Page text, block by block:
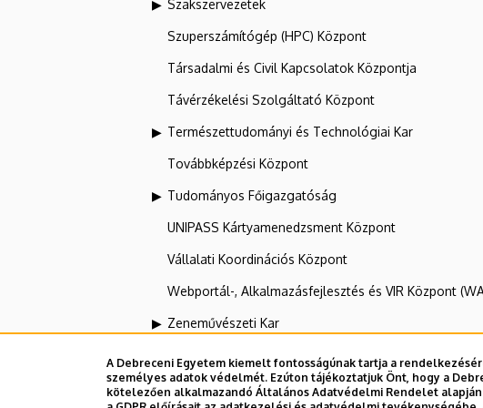
Szakszervezetek
Szuperszámítógép (HPC) Központ
Társadalmi és Civil Kapcsolatok Központja
Távérzékelési Szolgáltató Központ
Természettudományi és Technológiai Kar
Továbbképzési Központ
Tudományos Főigazgatóság
UNIPASS Kártyamenedzsment Központ
Vállalati Koordinációs Központ
Webportál-, Alkalmazásfejlesztés és VIR Központ
Zeneművészeti Kar
Dolgozói adatmódosítás igénylése a DE
A Debreceni Egyetem kiemelt fontosságúnak tartja a
személyes adatok védelmét. Ezúton tájékoztatjuk Önt, hogy a
kötelezően alkalmazandó Általános Adatvédelmi Rendelet